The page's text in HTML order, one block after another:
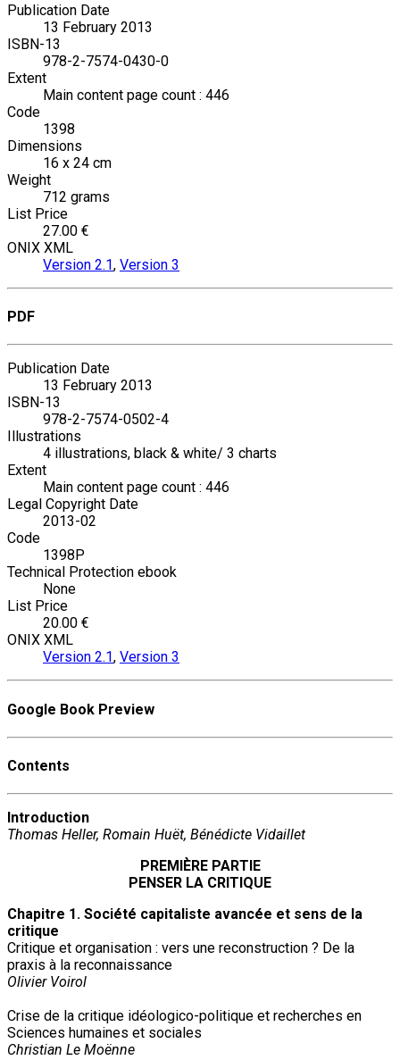
Publication Date
13 February 2013
ISBN-13
978-2-7574-0430-0
Extent
Main content page count : 446
Code
1398
Dimensions
16 x 24 cm
Weight
712 grams
List Price
27.00 €
ONIX XML
Version 2.1, Version 3
PDF
Publication Date
13 February 2013
ISBN-13
978-2-7574-0502-4
Illustrations
4 illustrations, black & white/ 3 charts
Extent
Main content page count : 446
Legal Copyright Date
2013-02
Code
1398P
Technical Protection ebook
None
List Price
20.00 €
ONIX XML
Version 2.1, Version 3
Google Book Preview
Contents
Introduction
Thomas Heller, Romain Huët, Bénédicte Vidaillet
PREMIÈRE PARTIE
PENSER LA CRITIQUE
Chapitre 1. Société capitaliste avancée et sens de la
critique
Critique et organisation : vers une reconstruction ? De la
praxis à la reconnaissance
Olivier Voirol
Crise de la critique idéologico-politique et recherches en
Sciences humaines et sociales
Christian Le Moënne